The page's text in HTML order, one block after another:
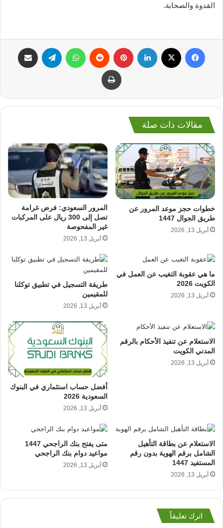
القدوة والصحابة.
فيسبوك لينكدإن بينتيريست واتساب تيلقرام
طباعة
مقالات ذات صلة
خطوات حجز موعد المرور عن
طريق الجوال 1447
أبريل 13, 2026
المرور السعودي: فرض غرامة
تصل إلى 300 ريال على المركبات
غير المفحوصة
أبريل 13, 2026
ما هي عقوبة التغيب عن العمل في
الكويت 2026
أبريل 13, 2026
طريقة التسجيل في تطبيق توكلنا
للمقيمين
أبريل 13, 2026
الاستعلام عن تنفيذ الأحكام بالرقم
المدني الكويت
أبريل 13, 2026
أفضل حساب استثماري في البنوك
السعودية 2026
أبريل 13, 2026
الاستعلام عن بطاقة التأهيل
الشامل برقم الهوية بدون رقم
المستفيد 1447
أبريل 13, 2026
متى يفتح بنك الراجحي 1447
مواعيد دوام بنك الراجحي
أبريل 13, 2026
اترك تعليقاً